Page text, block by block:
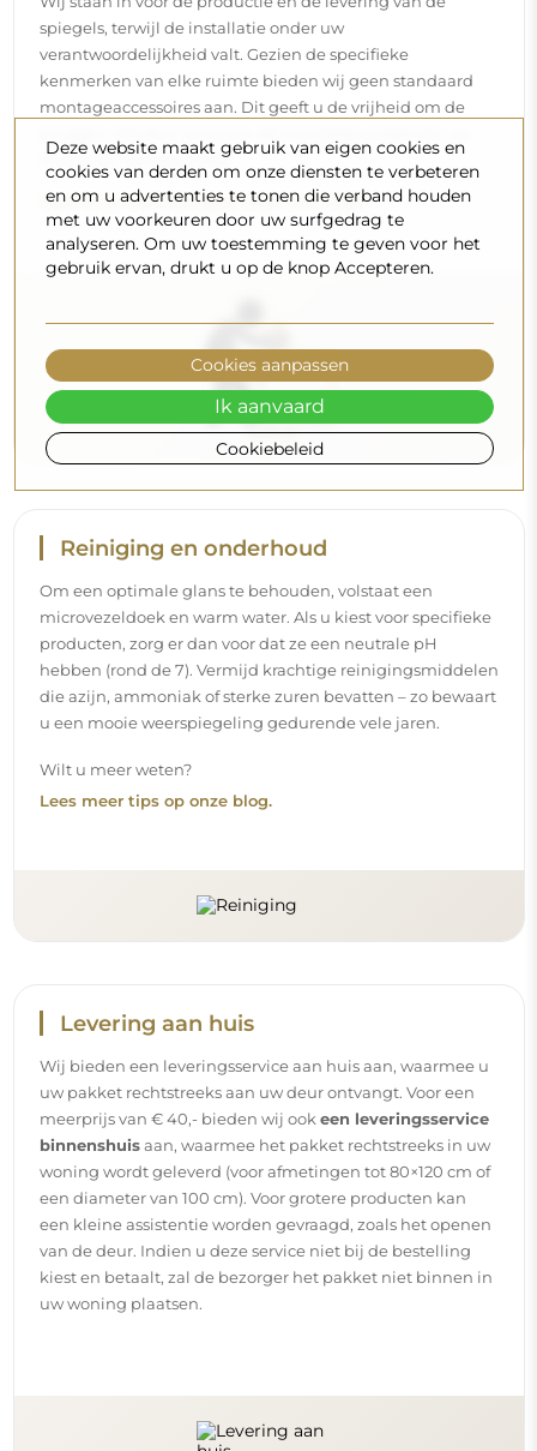
spiegels, terwijl de installatie onder uw
verantwoordelijkheid valt. Gezien de specifieke
kenmerken van elke ruimte bieden wij geen standaard
montageaccessoires aan. Dit geeft u de vrijheid om de
muren en uw behoeften.
Lees onze installatiegids stap voor stap.
Reiniging en onderhoud
Om een optimale glans te behouden, volstaat een
microvezeldoek en warm water. Als u kiest voor specifieke
producten, zorg er dan voor dat ze een neutrale pH
hebben (rond de 7). Vermijd krachtige reinigingsmiddelen
die azijn, ammoniak of sterke zuren bevatten – zo bewaart
u een mooie weerspiegeling gedurende vele jaren.
Wilt u meer weten?
Lees meer tips op onze blog.
Levering aan huis
Wij bieden een leveringsservice aan huis aan, waarmee u
uw pakket rechtstreeks aan uw deur ontvangt. Voor een
meerprijs van € 40,- bieden wij ook een leveringsservice
binnenshuisaan, waarmee het pakket rechtstreeks in uw
woning wordt geleverd (voor afmetingen tot 80×120 cm of
een diameter van 100 cm). Voor grotere producten kan
een kleine assistentie worden gevraagd, zoals het openen
van de deur. Indien u deze service niet bij de bestelling
kiest en betaalt, zal de bezorger het pakket niet binnen in
uw woning plaatsen.
Deze website maakt gebruik van eigen cookies en
cookies van derden om onze diensten te verbeteren
en om u advertenties te tonen die verband houden
met uw voorkeuren door uw surfgedrag te
analyseren. Om uw toestemming te geven voor het
gebruik ervan, drukt u op de knop Accepteren.
Cookiebeleid
Cookies aanpassen
Ik aanvaard